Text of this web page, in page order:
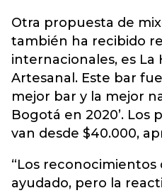
Otra propuesta de
también ha recibido
internacionales, es
Artesanal. Este bar
mejor bar y la mejor
Bogotá en 2020’. Los
van desde $40.000,
“Los
ayudado, pero la